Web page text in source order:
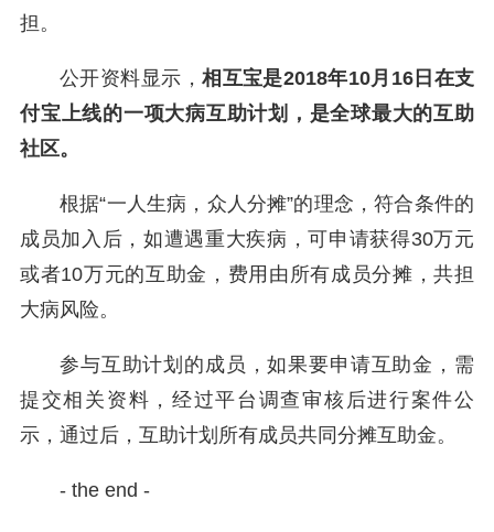
担。
公开资料显示，相互宝是2018年10月16日在支
付宝上线的一项大病互助计划，是全球最大的互助
社区。
根据“一人生病，众人分摊”的理念，符合条件的
成员加入后，如遭遇重大疾病，可申请获得30万元
或者10万元的互助金，费用由所有成员分摊，共担
大病风险。
参与互助计划的成员，如果要申请互助金，需
提交相关资料，经过平台调查审核后进行案件公
示，通过后，互助计划所有成员共同分摊互助金。
- the end -